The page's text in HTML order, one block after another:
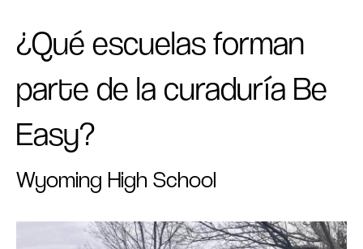
¿Qué escuelas forman
parte de la curaduría Be
Easy?
Wyoming High School